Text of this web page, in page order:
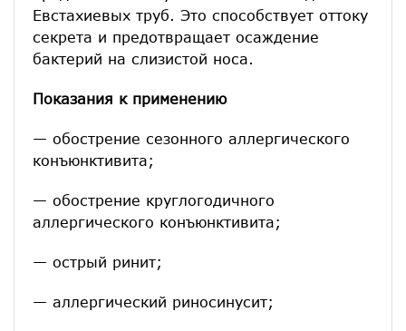
Евстахиевых труб. Это способствует оттоку
секрета и предотвращает осаждение
бактерий на слизистой носа.
Показания к применению
— обострение сезонного аллергического
конъюнктивита;
— обострение круглогодичного
аллергического конъюнктивита;
— острый ринит;
— аллергический риносинусит;